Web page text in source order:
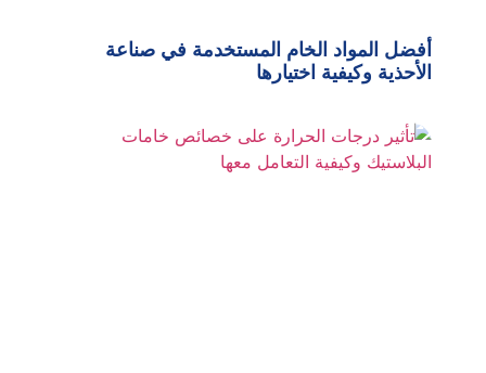
أفضل المواد الخام المستخدمة في صناعة
الأحذية وكيفية اختيارها